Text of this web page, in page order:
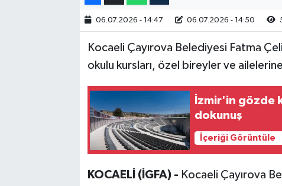
06.07.2026 - 14:47 06.07.2026 - 14:50
Kocaeli Çayırova Belediyesi Fatma
okulu kursları, özel bireyler ve
İzmir'in gözde
dokunuş
İçeriği Görüntüle
KOCAELİ (İGFA) - Kocaeli Çayırova